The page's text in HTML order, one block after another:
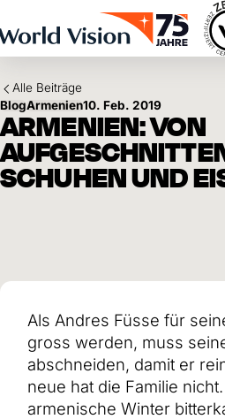
Testament und Legat
Philanthropie
Unternehmenskooperationen
Erdbeben Venezuela
Hilfe für Ukraine
Hilfe für Sudan
Hilfe für Afghanistan
Jahresbericht und Finanzen
Afrika
Asien
Lateinamerika
Naher Osten und Europa
Alle Beiträge
BlogArmenien10. Feb. 2019
ARMENIEN: VON
SCHUHEN UND
Als Andres Füsse für
gross werden, muss
abschneiden, damit er
neue hat die Familie
armenische Winter